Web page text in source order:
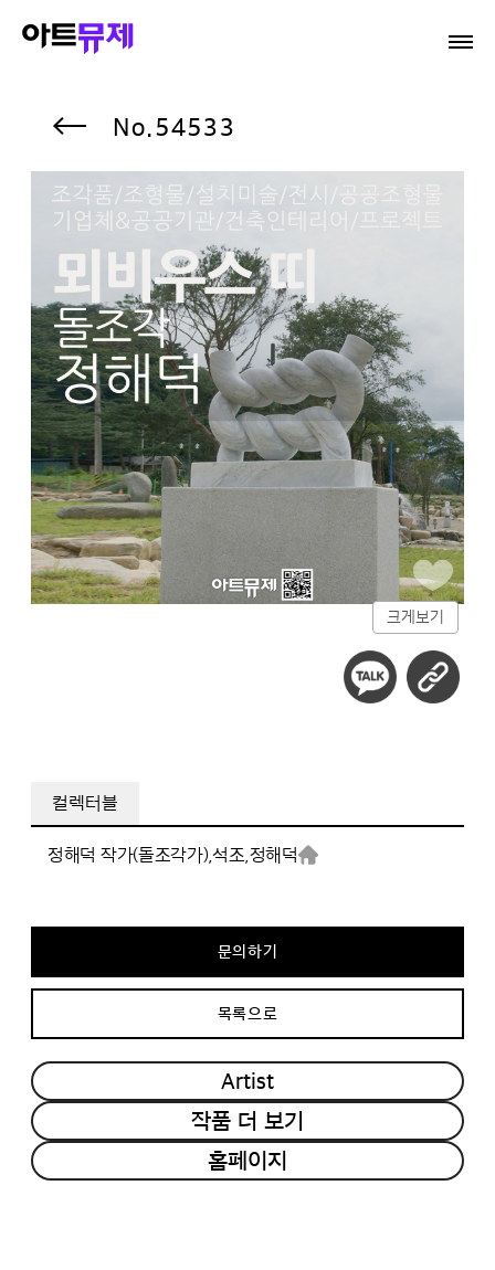
54533
크게보기
컬렉터블
정해덕 작가(돌조각가),석조, 정해덕
문의하기
목록으로
Artist
작품 더 보기
홈페이지